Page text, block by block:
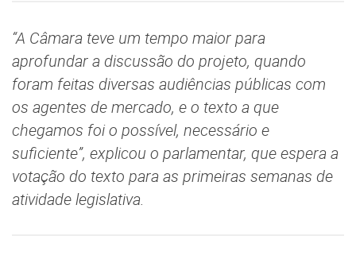
“A Câmara teve um tempo maior para
aprofundar a discussão do projeto, quando
foram feitas diversas audiências públicas com
os agentes de mercado, e o texto a que
chegamos foi o possível, necessário e
suficiente”, explicou o parlamentar, que espera a
votação do texto para as primeiras semanas de
atividade legislativa.